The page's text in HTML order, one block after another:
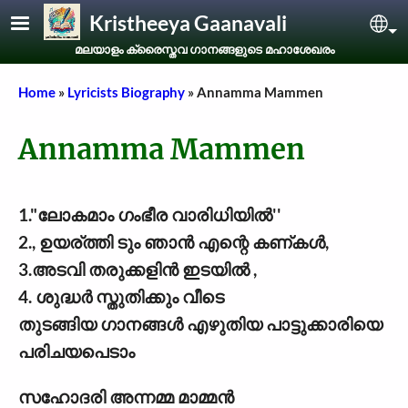
Skip to main contentKristheeya Gaanavali
മലയാളം ക്രൈസ്തവ ഗാനങ്ങളുടെ മഹാശേഖരം
Breadcrumb
Home Lyricists Biography Annamma Mammen
Annamma Mammen
1."ലോകമാം ഗംഭീര വാരിധിയില്‍''
2., ഉയര്ത്തി ടും ഞാന്‍ എന്റെ കണ്കള്‍,
3.അടവി തരുക്കളിന്‍ ഇടയില്‍ ,
4. ശുദ്ധര്‍ സ്തുതിക്കും വീടെ
തുടങ്ങിയ ഗാനങ്ങള്‍ എഴുതിയ പാട്ടുക്കാരിയെ
പരിചയപെടാം
സഹോദരി അന്നമ്മ മാമ്മന്‍